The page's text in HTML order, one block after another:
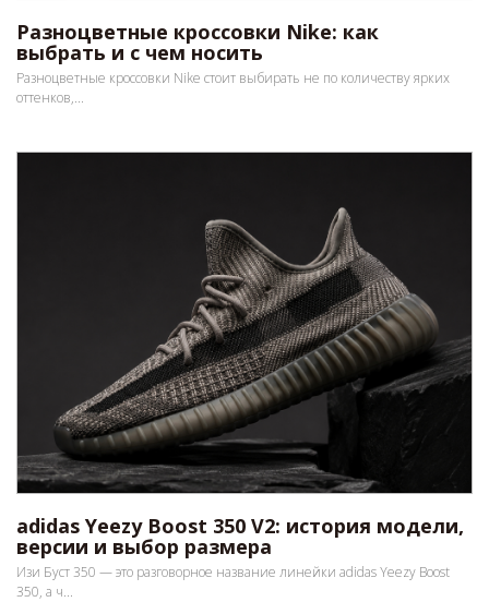
Разноцветные кроссовки Nike: как
выбрать и с чем носить
Разноцветные кроссовки Nike стоит выбирать не по количеству ярких
оттенков,...
adidas Yeezy Boost 350 V2: история модели,
версии и выбор размера
Изи Буст 350 — это разговорное название линейки adidas Yeezy Boost
350, а ч...